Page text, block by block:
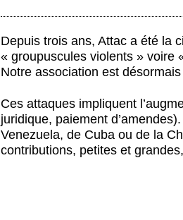
Depuis trois ans, Attac a été la
« groupuscules violents » voire
Notre association est
Ces attaques impliquent
juridique, paiement
Venezuela, de Cuba ou de la
contributions, petites et